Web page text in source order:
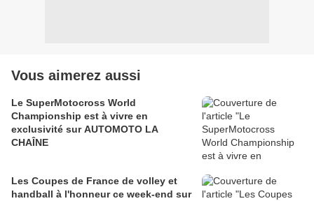
Vous aimerez aussi
Le SuperMotocross World
Championship est à vivre en
exclusivité sur AUTOMOTO LA
CHAÎNE
Les Coupes de France de volley et
handball à l'honneur ce week-end sur